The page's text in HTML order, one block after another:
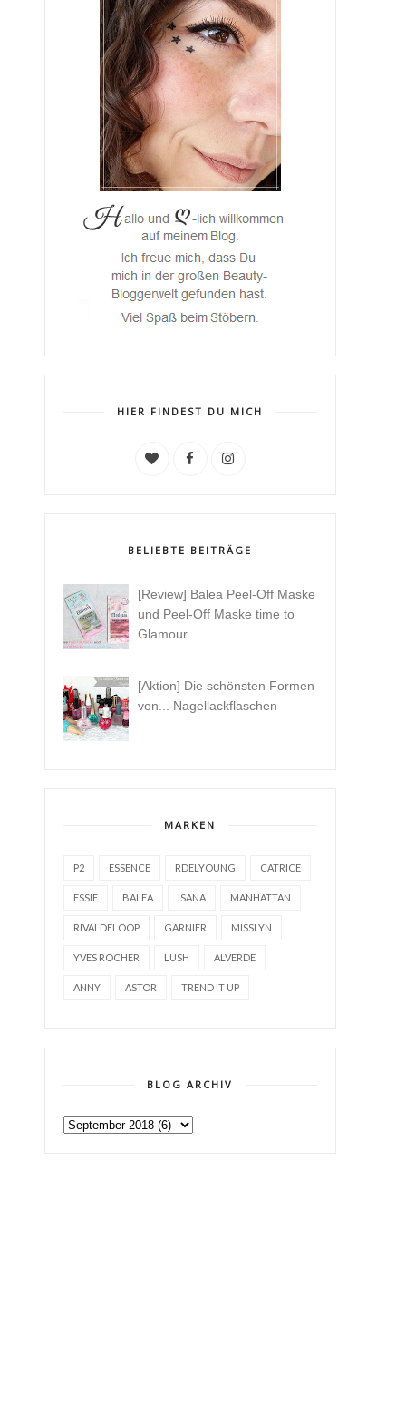
HIER FINDEST DU MICH
BELIEBTE BEITRÄGE
[Review] Balea Peel-Off Maske
und Peel-Off Maske time to
Glamour
[Aktion] Die schönsten Formen
von... Nagellackflaschen
MARKEN
P2 ESSENCE RDELYOUNG CATRICE
ESSIE BALEA ISANA MANHATTAN
RIVALDELOOP GARNIER MISSLYN
YVES ROCHER LUSH ALVERDE
ANNY ASTOR TREND IT UP
BLOG ARCHIV